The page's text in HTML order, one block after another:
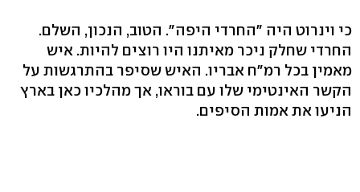
כי וינרוט היה "החרדי היפה". הטוב, הנכון, השלם.
החרדי שחלק ניכר מאיתנו היו רוצים להיות. איש
מאמין בכל רמ"ח אבריו. האיש שסיפר בהתרגשות על
הקשר האינטימי שלו עם בוראו, אך מהלכיו כאן בארץ
הניעו את אמות הסיפים.